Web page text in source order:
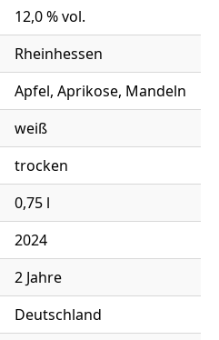
12,0 % vol.
Rheinhessen
Apfel, Aprikose, Mandeln
weiß
trocken
0,75 l
2024
2 Jahre
Deutschland